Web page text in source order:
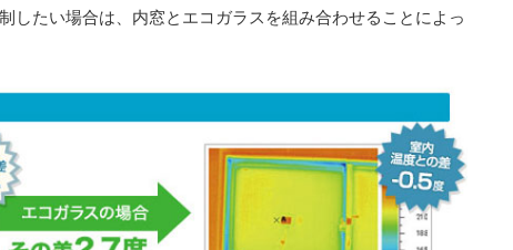
したい場合は、内窓とエコガラスを組み合わせることによっ